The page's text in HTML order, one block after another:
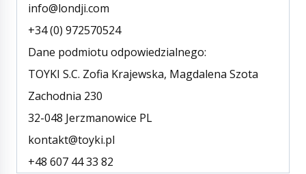
info@londji.com
+34 (0) 972570524
Dane podmiotu odpowiedzialnego:
TOYKI S.C. Zofia Krajewska, Magdalena Szota
Zachodnia 230
32-048 Jerzmanowice PL
kontakt@toyki.pl
+48 607 44 33 82